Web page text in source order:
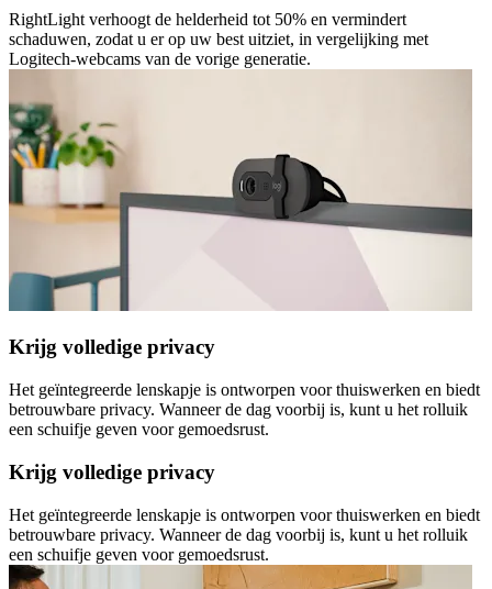
RightLight verhoogt de helderheid tot 50% en vermindert
schaduwen, zodat u er op uw best uitziet, in vergelijking met
Logitech-webcams van de vorige generatie.
Krijg volledige privacy
Het geïntegreerde lenskapje is ontworpen voor thuiswerken en biedt
betrouwbare privacy. Wanneer de dag voorbij is, kunt u het rolluik
een schuifje geven voor gemoedsrust.
Krijg volledige privacy
Het geïntegreerde lenskapje is ontworpen voor thuiswerken en biedt
betrouwbare privacy. Wanneer de dag voorbij is, kunt u het rolluik
een schuifje geven voor gemoedsrust.